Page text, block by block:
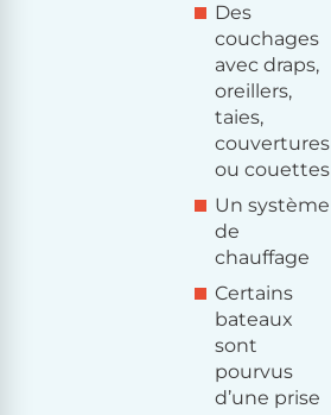
Des
couchages
avec draps,
oreillers,
taies,
couvertures
ou couettes
Un système
de
chauffage
Certains
bateaux
sont
pourvus
d’une prise